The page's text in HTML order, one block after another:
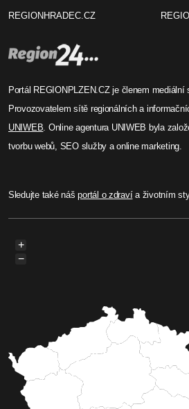
REGIONHRADEC.CZ
Portál REGIONPLZEN.CZ je členem mediální
Provozovatelem sítě regionálních a
UNIWEB. Online agentura UNIWEB byla
tvorbu webů, SEO služby a online marketing.
Sledujte také nášportál o zdravía životním
+
−